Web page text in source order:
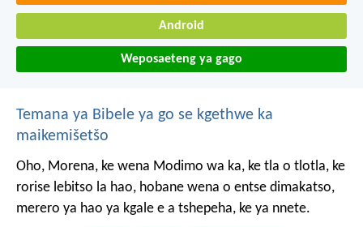
Android
Weposaeteng ya gago
Temana ya Bibele ya go se kgethwe ka
maikemišetšo
Oho, Morena, ke wena Modimo wa ka, ke tla o tlotla, ke
rorise lebitso la hao, hobane wena o entse dimakatso,
merero ya hao ya kgale e a tshepeha, ke ya nnete.